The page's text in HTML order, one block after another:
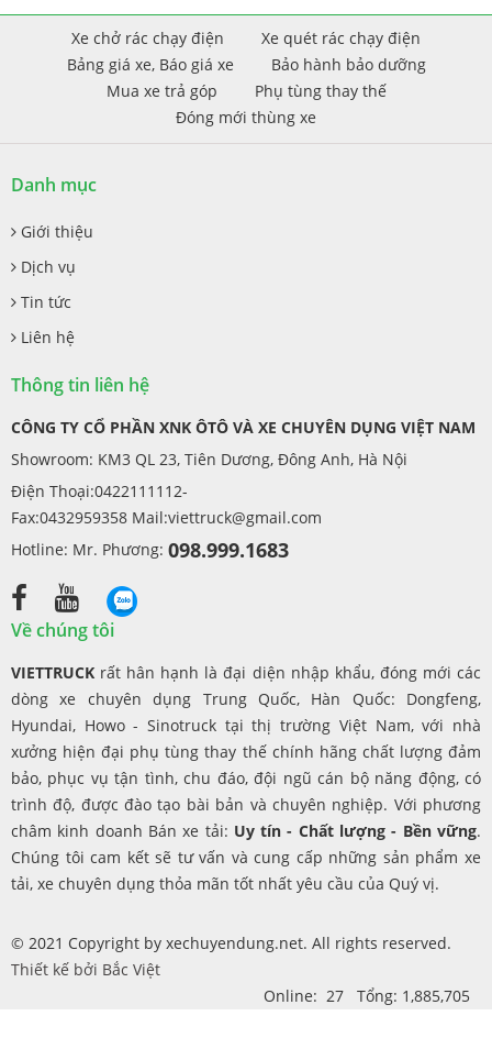
Xe chở rác chạy điện
Xe quét rác chạy điện
Bảng giá xe, Báo giá xe
Bảo hành bảo dưỡng
Mua xe trả góp
Phụ tùng thay thế
Đóng mới thùng xe
Danh mục
Giới thiệu
Dịch vụ
Tin tức
Liên hệ
Thông tin liên hệ
CÔNG TY CỔ PHẦN XNK ÔTÔ VÀ XE CHUYÊN DỤNG VIỆT NAM
Showroom: KM3 QL 23, Tiên Dương, Đông Anh, Hà Nội
Điện Thoại:0422111112-
Fax:0432959358 Mail:viettruck@gmail.com
Hotline: Mr. Phương: 098.999.1683
Về chúng tôi
VIETTRUCK rất hân hạnh là đại diện nhập khẩu, đóng mới các
dòng xe chuyên dụng Trung Quốc, Hàn Quốc: Dongfeng,
Hyundai, Howo - Sinotruck tại thị trường Việt Nam, với nhà
xưởng hiện đại phụ tùng thay thế chính hãng chất lượng đảm
bảo, phục vụ tận tình, chu đáo, đội ngũ cán bộ năng động, có
trình độ, được đào tạo bài bản và chuyên nghiệp. Với phương
châm kinh doanh Bán xe tải: Uy tín - Chất lượng - Bền vững.
Chúng tôi cam kết sẽ tư vấn và cung cấp những sản phẩm xe
tải, xe chuyên dụng thỏa mãn tốt nhất yêu cầu của Quý vị.
© 2021 Copyright by xechuyendung.net. All rights reserved.
Thiết kế bởi Bắc Việt
Online: 27 Tổng: 1,885,705